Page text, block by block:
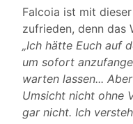
Falcoia ist mit
zufrieden, denn das
„Ich hätte Euch auf
um sofort
warten lassen...
Umsicht nicht ohne
gar nicht. Ich